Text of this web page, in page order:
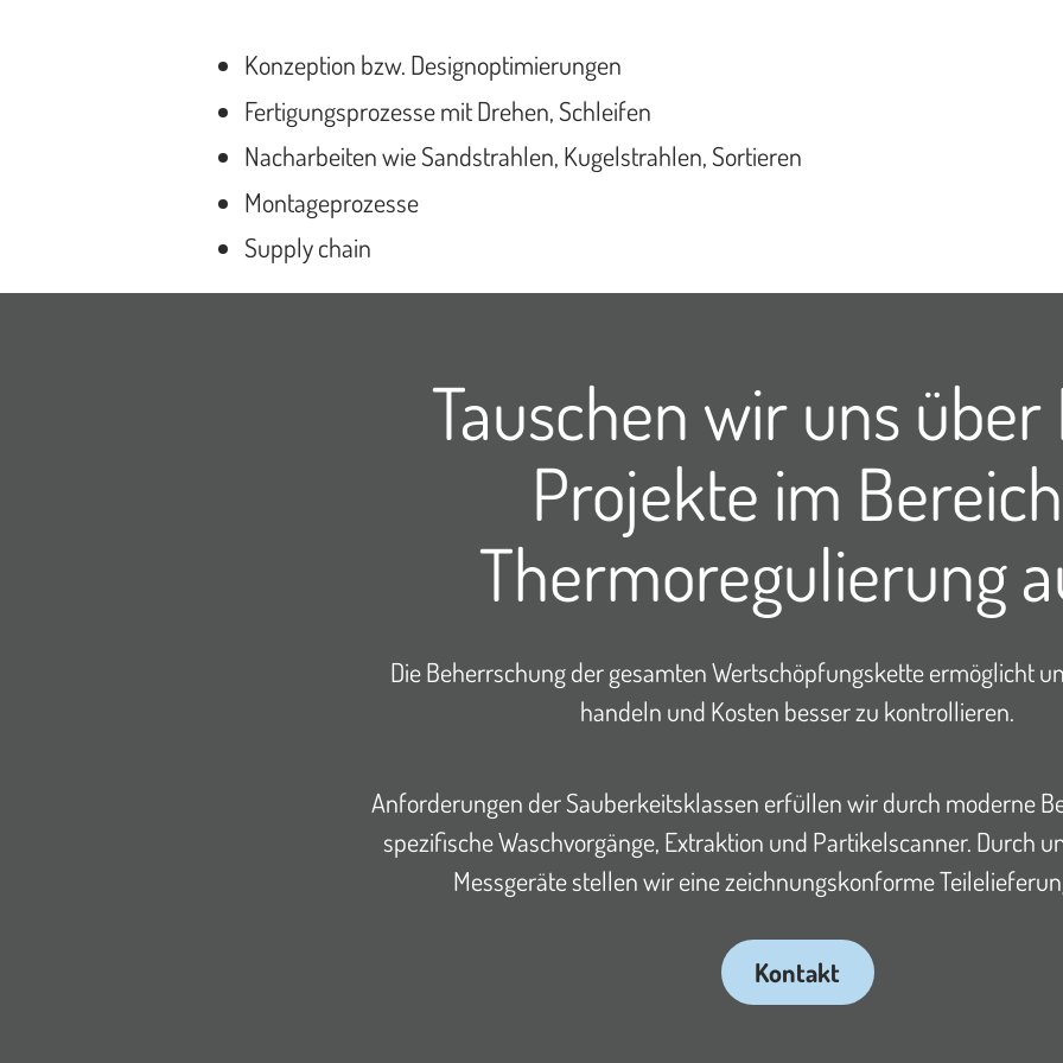
Konzeption bzw. Designoptimierungen
Fertigungsprozesse mit Drehen, Schleifen
Nacharbeiten wie Sandstrahlen, Kugelstrahlen, Sortieren
Montageprozesse
Supply chain
Tauschen wir uns über
Projekte im Bereich
Thermoregulierung
Die Beherrschung der gesamten Wertschöpfungskette ermöglicht
handeln und Kosten besser zu kontrollieren.
Anforderungen der Sauberkeitsklassen erfüllen wir durch moderne
spezifische Waschvorgänge, Extraktion und Partikelscanner. Durch
Messgeräte stellen wir eine zeichnungskonforme
Kontakt